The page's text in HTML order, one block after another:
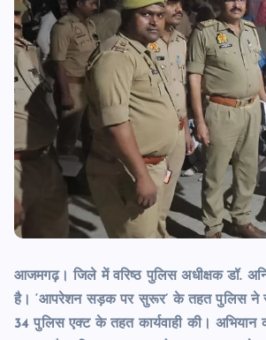
आजमगढ़। जिले में वरिष्ठ पुलिस अधीक्षक डॉ.
है। ‘आपरेशन सड़क पर सुरूर’ के तहत पुलिस ने
34 पुलिस एक्ट के तहत कार्यवाही की। अभियान